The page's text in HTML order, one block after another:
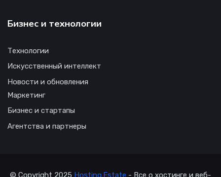
Бизнес и технологии
Технологии
Искусственный интеллект
Новости и обновления
Маркетинг
Бизнес и стартапы
Агентства и партнеры
© Copyright 2025 Hosting.Estate - Все о хостинге и веб-